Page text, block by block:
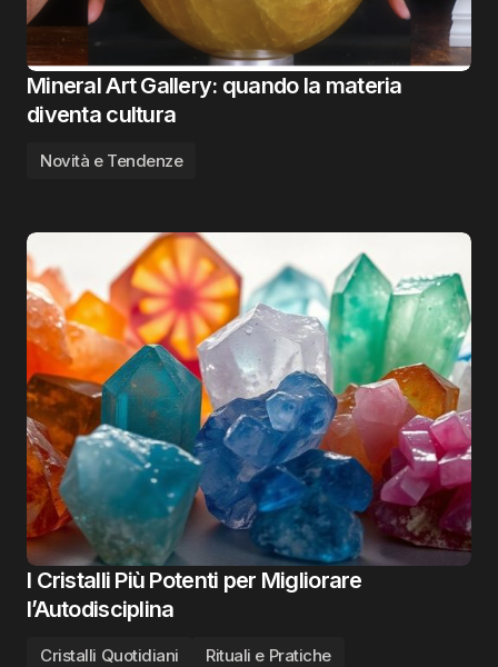
Mineral Art Gallery: quando la materia
diventa cultura
Novità e Tendenze
I Cristalli Più Potenti per Migliorare
l’Autodisciplina
Cristalli Quotidiani Rituali e Pratiche